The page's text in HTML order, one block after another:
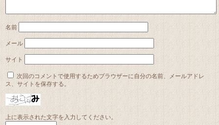
名前
メール
サイト
次回のコメントで使用するためブラウザーに自分の名前、メールアドレ
ス、サイトを保存する。
上に表示された文字を入力してください。